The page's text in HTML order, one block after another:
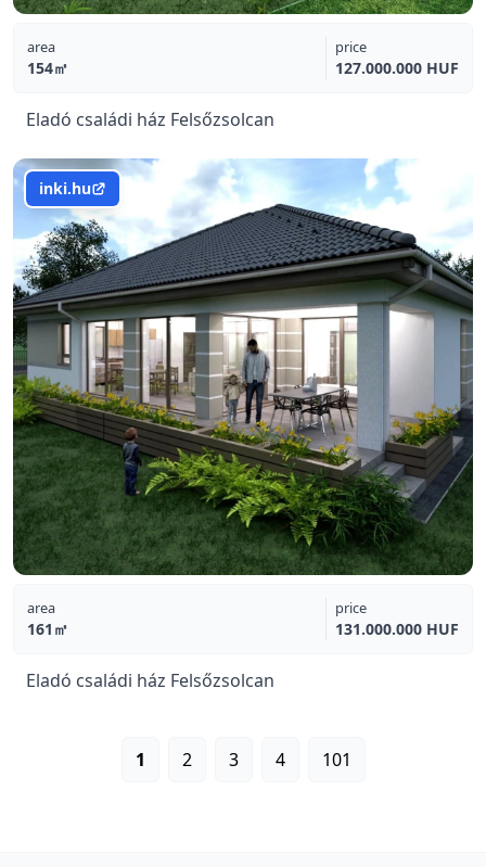
area
154㎡
price
127.000.000 HUF
Eladó családi ház Felsőzsolcan
inki.hu
area
161㎡
price
131.000.000 HUF
Eladó családi ház Felsőzsolcan
1 2 3 4 101